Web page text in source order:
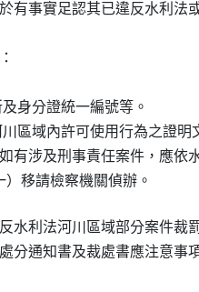
有事實足認其已違反水利法
及身分證統一編號等。
川區域內許可使用行為之證明
有涉及刑事責任案件，應依
）移請檢察機關偵辦。
水利法河川區域部分案件裁
分通知書及裁處書應注意事